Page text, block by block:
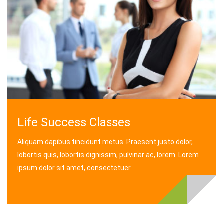
Life Success Classes
Aliquam dapibus tincidunt metus. Praesent justo dolor,
lobortis quis, lobortis dignissim, pulvinar ac, lorem. Lorem
ipsum dolor sit amet, consectetuer